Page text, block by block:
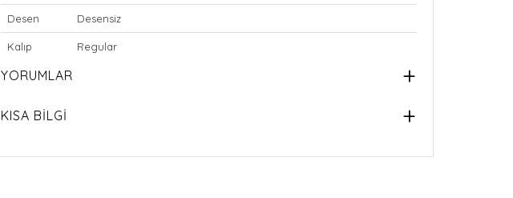
Desen Desensiz
Kalıp Regular
YORUMLAR
KISA BİLGİ